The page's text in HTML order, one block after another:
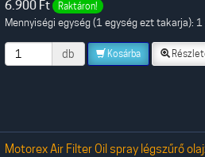
6.900 Ft Raktáron!
Mennyiségi egység (1 egység ezt takarja): 1
db Kosárba
Motorex Air Filter Oil spray légszűrő